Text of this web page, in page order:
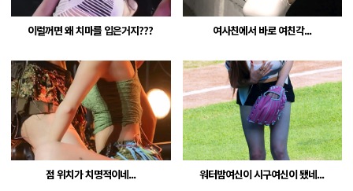
이럴꺼면 왜 치마를 입은거지??? 여사친에서 바로 여친각...
점 위치가 치명적이네... 워터밤여신이 시구여신이 됐네...